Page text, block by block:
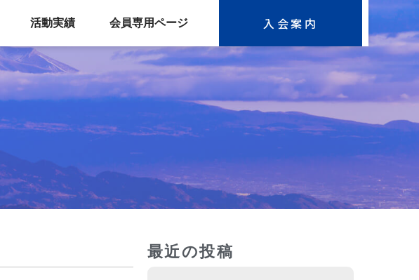
活動実績 会員専用ページ 入会案内
最近の投稿